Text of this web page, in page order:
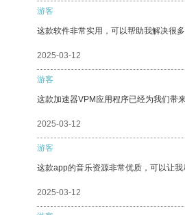
游客
这款软件非常实用，可以帮助我解决很
2025-03-12
游客
这款加速器VPM应用程序已经为我们带
2025-03-12
游客
这款app的音乐资源非常优质，可以让我
2025-03-12